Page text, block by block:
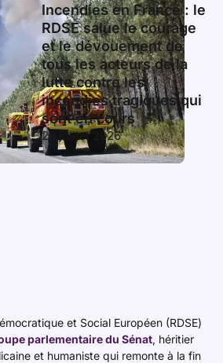
Incendies en France : le
RDSE salue le courage
et le dévouement de
tous les acteurs de la
lutte contre les
incendies tragiques qui
sont en cours
26 juillet 2026
et Social Européen (RDSE)
parlementaire du Sénat, héritier
et humaniste qui remonte à la fin